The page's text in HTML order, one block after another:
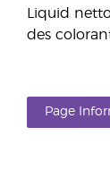
Liquid
des
Page